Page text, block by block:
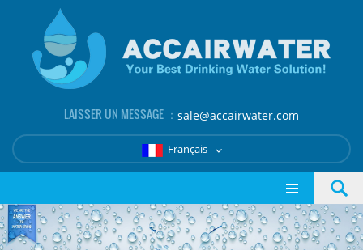
LAISSER UN MESSAGE ： sale@accairwater.com
Français